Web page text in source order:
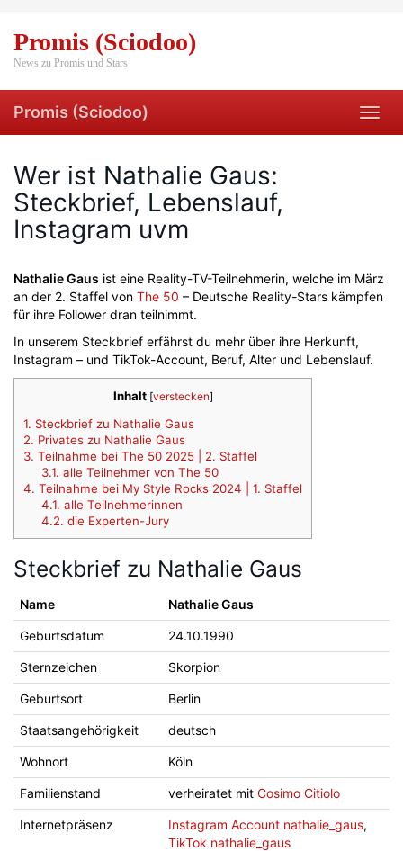
main
content
Promis (Sciodoo)
News zu Promis und Stars
Promis (Sciodoo)
Wer ist Nathalie Gaus:
Steckbrief, Lebenslauf,
Instagram uvm
Nathalie Gaus ist eine Reality-TV-Teilnehmerin, welche im März
an der 2. Staffel von The 50 – Deutsche Reality-Stars kämpfen
für ihre Follower dran teilnimmt.
In unserem Steckbrief erfährst du mehr über ihre Herkunft,
Instagram – und TikTok-Account, Beruf, Alter und Lebenslauf.
Inhalt [verstecken]
1. Steckbrief zu Nathalie Gaus
2. Privates zu Nathalie Gaus
3. Teilnahme bei The 50 2025 | 2. Staffel
3.1. alle Teilnehmer von The 50
4. Teilnahme bei My Style Rocks 2024 | 1. Staffel
4.1. alle Teilnehmerinnen
4.2. die Experten-Jury
Steckbrief zu Nathalie Gaus
Name Nathalie Gaus
Geburtsdatum 24.10.1990
Sternzeichen Skorpion
Geburtsort Berlin
Staatsangehörigkeit deutsch
Wohnort Köln
Familienstand verheiratet mit Cosimo Citiolo
Internetpräsenz Instagram Account nathalie_gaus,
TikTok nathalie_gaus